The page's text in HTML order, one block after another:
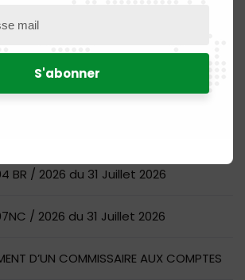
14MQ / 2026 du 31 Juillet 2026
/ 2026 du 31 Juillet 2026
BR / 2026 du 31 Juillet 2026
/ 2026 du 31 Juillet 2026
D’UN COMMISSAIRE AUX COMPTES